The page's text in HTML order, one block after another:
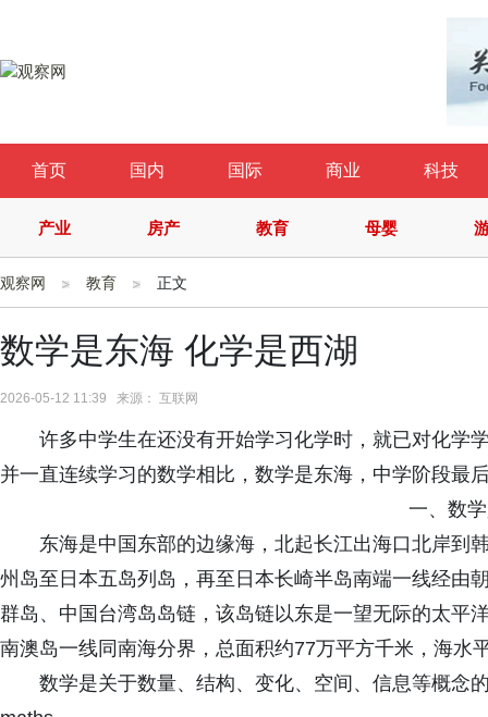
首页 国内 国际 商业 科技
产业 房产 教育 母婴
观察网 教育 正文
数学是东海 化学是西湖
2026-05-12 11:39 来源： 互联网
许多中学生在还没有开始学习化学时，就已对化学
并一直连续学习的数学相比，数学是东海，中学阶段
一、数
东海是中国东部的边缘海，北起长江出海口北岸到
州岛至日本五岛列岛，再至日本长崎半岛南端一线经由
群岛、中国台湾岛岛链，该岛链以东是一望无际的太平
南澳岛一线同南海分界，总面积约77万平方千米，海
数学是关于数量、结构、变化、空间、信息等概念